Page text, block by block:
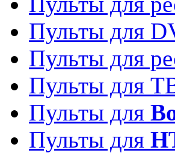
Пульты для
Пульты для
Пульты для
Пульты для
Пульты для